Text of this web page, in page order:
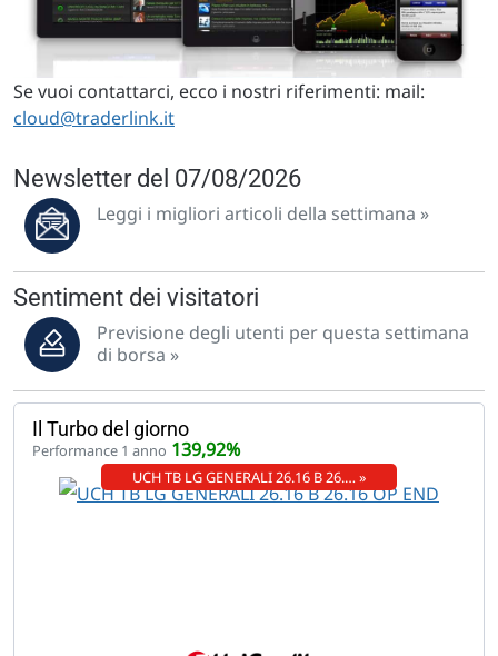
Se vuoi contattarci, ecco i nostri riferimenti: mail:
cloud@traderlink.it
Newsletter del 07/08/2026
Leggi i migliori articoli della settimana »
Sentiment dei visitatori
Previsione degli utenti per questa settimana
di borsa »
Il Turbo del giorno
Performance 1 anno 139,92%
UCH TB LG GENERALI 26.16 B 26.… »